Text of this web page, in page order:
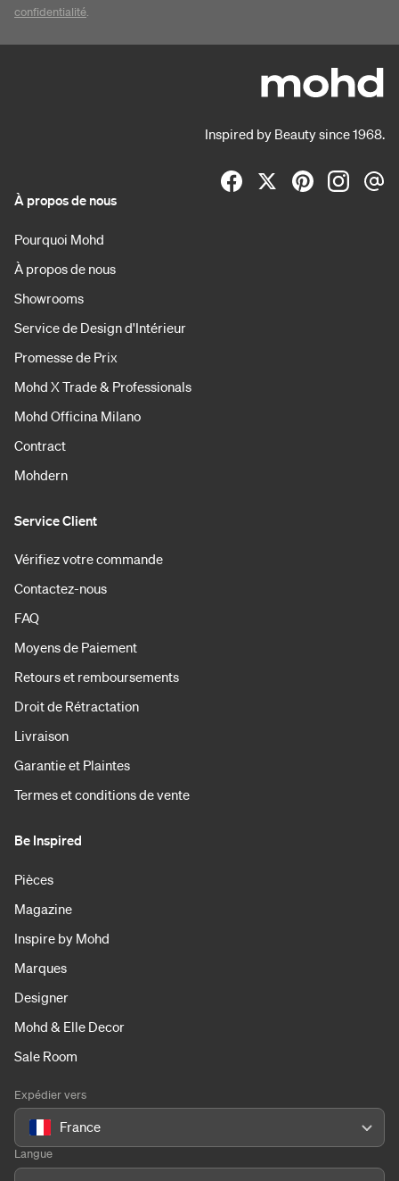
confidentialité.
Inspired by Beauty since 1968.
À propos de nous
Pourquoi Mohd
À propos de nous
Showrooms
Service de Design d'Intérieur
Promesse de Prix
Mohd X Trade & Professionals
Mohd Officina Milano
Contract
Mohdern
Service Client
Vérifiez votre commande
Contactez-nous
FAQ
Moyens de Paiement
Retours et remboursements
Droit de Rétractation
Livraison
Garantie et Plaintes
Termes et conditions de vente
Be Inspired
Pièces
Magazine
Inspire by Mohd
Marques
Designer
Mohd & Elle Decor
Sale Room
Expédier vers
France
Langue